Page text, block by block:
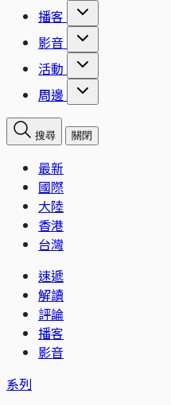
播客
影音
活動
周邊
搜尋 關閉
最新
國際
大陸
香港
台灣
速遞
解讀
評論
播客
影音
系列